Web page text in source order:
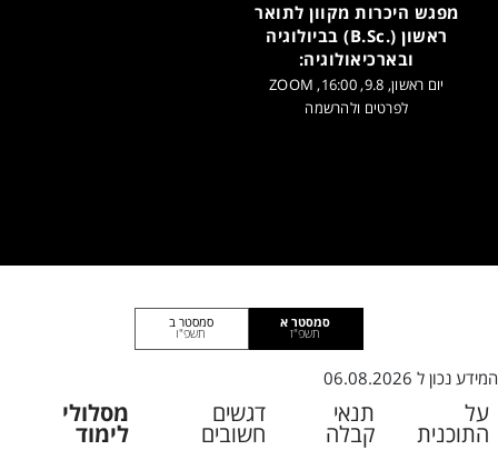
מפגש היכרות מקוון לתואר
ראשון (.B.Sc) בביולוגיה
ובארכיאולוגיה:
יום ראשון, 9.8, 16:00, ZOOM
לפרטים ולהרשמה
סמסטר א
תשפ"ז
סמסטר ב
תשפ"ו
המידע נכון ל 06.08.2026
על
התוכנית
תנאי
קבלה
דגשים
חשובים
מסלולי
לימוד